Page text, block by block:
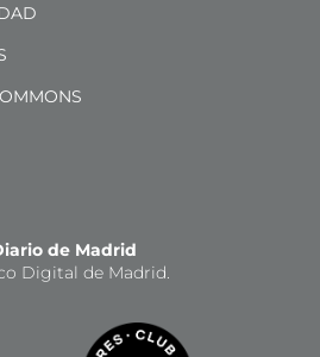
de Madrid
Digital de Madrid.